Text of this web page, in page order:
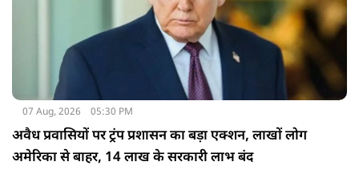
07 Aug, 2026 05:30 PM
अवैध प्रवासियों पर ट्रंप प्रशासन का बड़ा एक्शन, लाखों लोग
अमेरिका से बाहर, 14 लाख के सरकारी लाभ बंद